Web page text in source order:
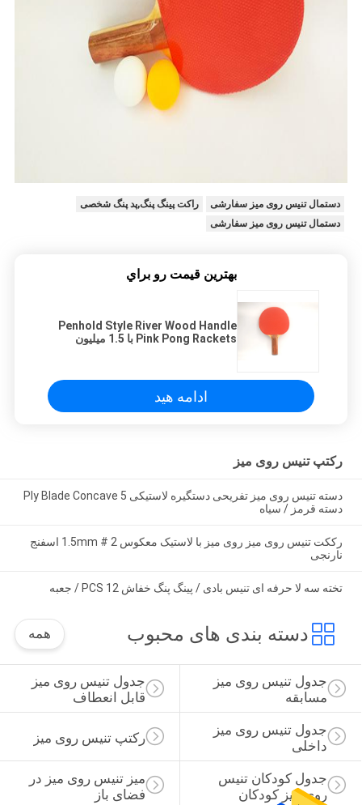
دستمال تنیس روی میز سفارشی
راکت پینگ پنگ,پد پنگ شخصی
دستمال تنیس روی میز سفارشی
بهترين قيمت رو براي
Penhold Style River Wood Handle
Pink Pong Rackets با 1.5 میلیون
ادامه هید
رکتپ تنیس روی میز
دسته تنیس روی میز تفریحی دستگیره لاستیکی 5 Ply Blade Concave
دسته قرمز / سیاه
رککت تنیس روی میز روی میز با لاستیک معکوس 1.5mm # 2 اسفنج
نارنجی
تخته سه لا حرفه ای تنیس بادی / پینگ پنگ خفاش 12 PCS / جعبه
دسته بندی های محبوب همه
جدول تنیس روی میز
قابل انعطاف
جدول تنیس روی میز
مسابقه
رکتپ تنیس روی میز
جدول تنیس روی میز
داخلی
میز تنیس روی میز در
فضای باز
جدول کودکان تنیس
روی میز کودکان